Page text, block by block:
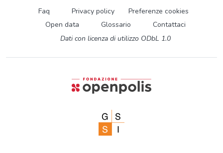
Faq Privacy policy
Preferenze cookies
Open data
Glossario
Contattaci
Dati con licenza di utilizzo ODbL 1.0